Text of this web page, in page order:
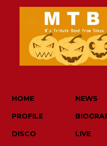
HOME
NEWS
PROFILE
DISCO
LIVE